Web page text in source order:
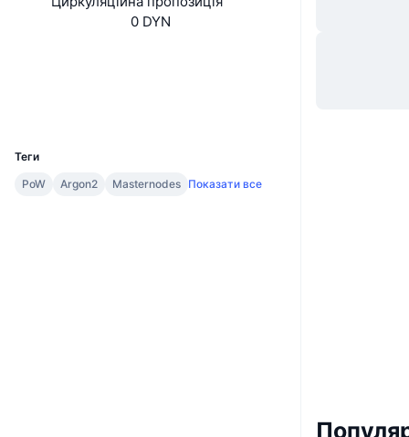
0 DYN
Теги
PoW
Argon2 Masternodes Показати все